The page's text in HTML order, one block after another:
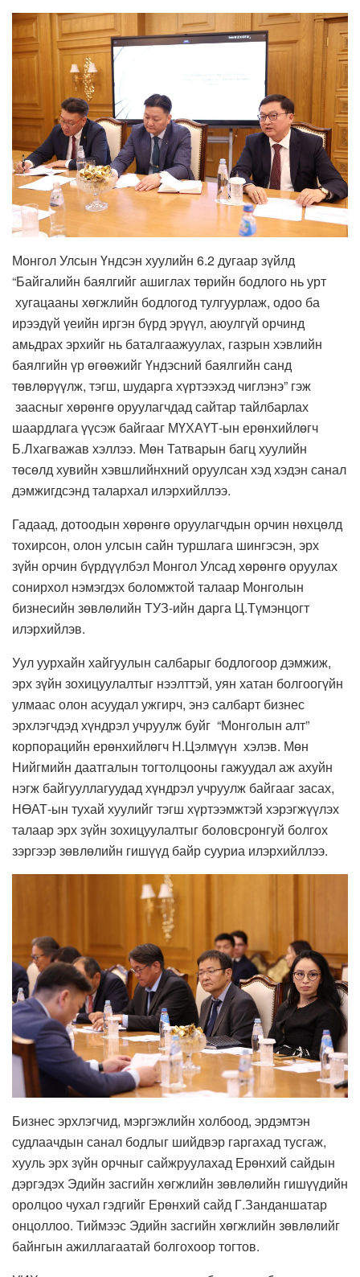
Монгол Улсын Үндсэн хуулийн 6.2 дугаар зүйлд
“Байгалийн баялгийг ашиглах төрийн бодлого нь урт
хугацааны хөгжлийн бодлогод тулгуурлаж, одоо ба
ирээдүй үеийн иргэн бүрд эрүүл, аюулгүй орчинд
амьдрах эрхийг нь баталгаажуулах, газрын хэвлийн
баялгийн үр өгөөжийг Үндэсний баялгийн санд
төвлөрүүлж, тэгш, шударга хүртээхэд чиглэнэ” гэж
заасныг хөрөнгө оруулагчдад сайтар тайлбарлах
шаардлага үүсэж байгааг МҮХАҮТ-ын ерөнхийлөгч
Б.Лхагважав хэллээ. Мөн Татварын багц хуулийн
төсөлд хувийн хэвшлийнхний оруулсан хэд хэдэн санал
дэмжигдсэнд талархал илэрхийллээ.
Гадаад, дотоодын хөрөнгө оруулагчдын орчин нөхцөлд
тохирсон, олон улсын сайн туршлага шингэсэн, эрх
зүйн орчин бүрдүүлбэл Монгол Улсад хөрөнгө оруулах
сонирхол нэмэгдэх боломжтой талаар Монголын
бизнесийн зөвлөлийн ТУЗ-ийн дарга Ц.Түмэнцогт
илэрхийлэв.
Уул уурхайн хайгуулын салбарыг бодлогоор дэмжиж,
эрх зүйн зохицуулалтыг нээлттэй, уян хатан болгоогүйн
улмаас олон асуудал ужгирч, энэ салбарт бизнес
эрхлэгчдэд хүндрэл учруулж буйг “Монголын алт”
корпорацийн ерөнхийлөгч Н.Цэлмүүн хэлэв. Мөн
Нийгмийн даатгалын тогтолцооны гажуудал аж ахуйн
нэгж байгууллагуудад хүндрэл учруулж байгааг засах,
НӨАТ-ын тухай хуулийг тэгш хүртээмжтэй хэрэгжүүлэх
талаар эрх зүйн зохицуулалтыг боловсронгуй болгох
зэргээр зөвлөлийн гишүүд байр сууриа илэрхийллээ.
Бизнес эрхлэгчид, мэргэжлийн холбоод, эрдэмтэн
судлаачдын санал бодлыг шийдвэр гаргахад тусгаж,
хууль эрх зүйн орчныг сайжруулахад Ерөнхий сайдын
дэргэдэх Эдийн засгийн хөгжлийн зөвлөлийн гишүүдийн
оролцоо чухал гэдгийг Ерөнхий сайд Г.Занданшатар
онцоллоо. Тиймээс Эдийн засгийн хөгжлийн зөвлөлийг
байнгын ажиллагаатай болгохоор тогтов.